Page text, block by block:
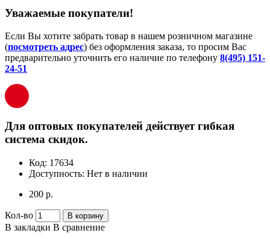
Уважаемые покупатели!
Если Вы хотите забрать товар в нашем розничном магазине
(посмотреть адрес) без оформления заказа, то просим Вас
предварительно уточнить его наличие по телефону 8(495) 151-
24-51
Для оптовых покупателей действует гибкая
система скидок.
Код: 17634
Доступность: Нет в наличии
200 р.
Кол-во В корзину
В закладки В сравнение